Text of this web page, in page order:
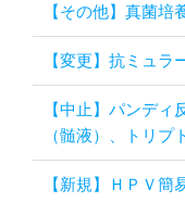
【その他】真菌培
【変更】抗ミュラ
【中止】パンデ
（髄液）、トリプ
【新規】ＨＰＶ簡